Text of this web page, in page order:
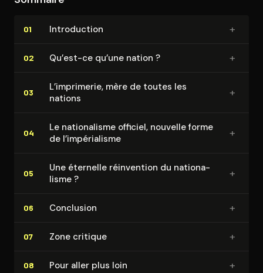
01 In­tro­duc­tion +
02 Qu’est-ce qu’une nation ? +
03
L’imprimerie, mère de toutes les
nations
+
04
Le na­tio­na­lisme officiel, nouvelle forme
de l’im­pé­ria­lisme
+
05
Une éternelle réinvention du na­tio­na­
lisme ?
+
06 Conclusion +
07 Zone critique +
08 Pour aller plus loin +